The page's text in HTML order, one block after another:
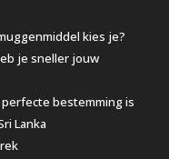
kies je?
je sneller jouw
bestemming is
Lanka